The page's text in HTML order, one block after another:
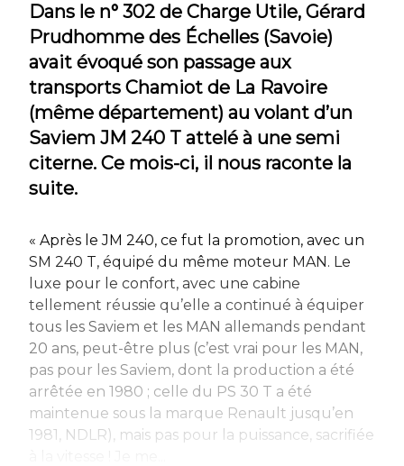
Dans le n° 302 de Charge Utile, Gérard
Prudhomme des Échelles (Savoie)
avait évoqué son passage aux
transports Chamiot de La Ravoire
(même département) au volant d’un
Saviem JM 240 T attelé à une semi
citerne. Ce mois-ci, il nous raconte la
suite.
« Après le JM 240, ce fut la promotion, avec un
SM 240 T, équipé du même moteur MAN. Le
luxe pour le confort, avec une cabine
tellement réussie qu’elle a continué à équiper
tous les Saviem et les MAN allemands pendant
20 ans, peut-être plus (c’est vrai pour les MAN,
pas pour les Saviem, dont la production a été
arrêtée en 1980 ; celle du PS 30 T a été
maintenue sous la marque Renault jusqu’en
1981, NDLR), mais pas pour la puissance, sacrifiée